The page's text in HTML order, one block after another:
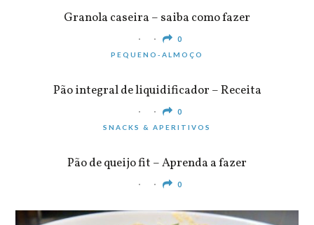
Granola caseira – saiba como fazer
0
PEQUENO-ALMOÇO
Pão integral de liquidificador – Receita
0
SNACKS & APERITIVOS
Pão de queijo fit – Aprenda a fazer
0